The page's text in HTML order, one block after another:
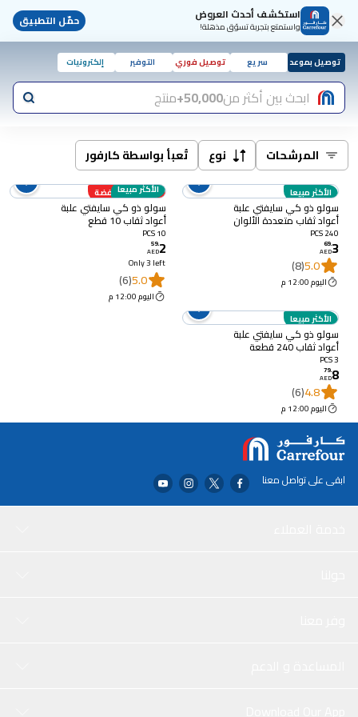
استكشف أحدث العروض
واستمتع بتجربة تسوّق مذهلة! حمّل التطبيق
توصيل بموعد سريع توصيل فوري التوفير إلكترونيات
ابحث بين أكثر من50,000+ منتج
المرشحات نوع تُعبأ بواسطة كارفور
الأكثر مبيعا
سولو ذو كي سايفتي علبة
أعواد ثقاب متعددة الألوان
240 قطعة
240 PCS
3
.
69
AED
5.0
(8)
اليوم 12:00 م
أسعار منخفضة
الأكثر مبيعا
سولو ذو كي سايفتي علبة
أعواد ثقاب 10 قطع
10 PCS
2
.
59
AED
Only 3 left
5.0
(6)
اليوم 12:00 م
الأكثر مبيعا
سولو ذو كي سايفتي علبة
أعواد ثقاب 240 قطعة
حزمة من 3
3 PCS
8
.
79
AED
4.8
(6)
اليوم 12:00 م
ابقى على تواصل معنا